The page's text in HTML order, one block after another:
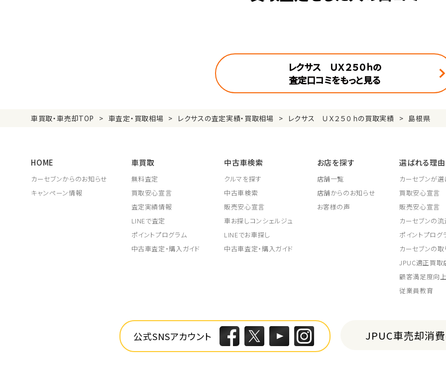
レクサス ＵＸ２５０ｈの
査定口コミをもっと見る
車買取・車売却TOP 車査定・買取相場 レクサスの査定実績・買取相場 レクサス ＵＸ２５０ｈの買取実績 島根県
HOME
カーセブンからのお知らせ
キャンペーン情報
車買取
無料査定
買取安心宣言
査定実績情報
LINEで査定
ポイントプログラム
中古車査定・購入ガイド
中古車検索
クルマを探す
中古車検索
販売安心宣言
車お探しコンシェルジュ
LINEでお車探し
中古車査定・購入ガイド
お店を探す
店舗一覧
店舗からのお知らせ
お客様の声
選ばれる理由
カーセブンが
買取安心宣言
販売安心宣言
カーセブンの
ポイントプログ
カーセブンの
JPUC適正買取
顧客満足度向
従業員教育
公式SNSアカウント JPUC車売却消